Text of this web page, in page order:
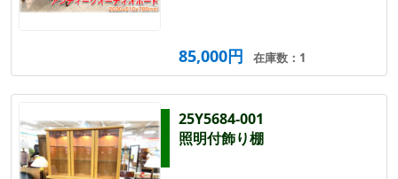
85,000円 在庫数：1
25Y5684-001
照明付飾り棚